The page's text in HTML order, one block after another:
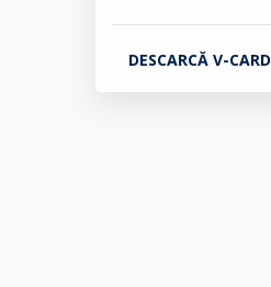
DESCARCĂ V-CARD